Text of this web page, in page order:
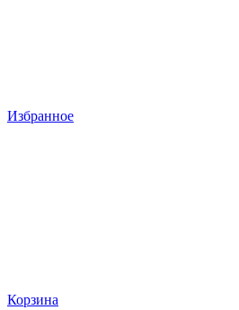
Избранное
Корзина